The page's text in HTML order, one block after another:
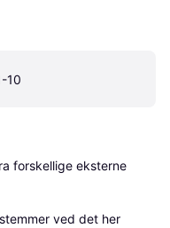
10
forskellige eksterne
ved det her